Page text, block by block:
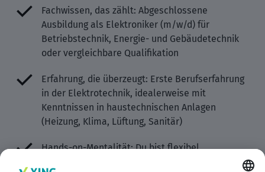
Fachwissen, das zählt: Abgeschlossene
Ausbildung als Elektroniker (m/w/d) für
Betriebstechnik, Energie- und Gebäudetechnik
oder vergleichbare Qualifikation
Erfahrung, die überzeugt: Erste Berufserfahrung
in der Elektrotechnik, idealerweise mit
Kenntnissen in haustechnischen Anlagen
(Heizung, Klima, Lüftung, Sanitär)
Hands-on-Mentalität: Du bist flexibel,